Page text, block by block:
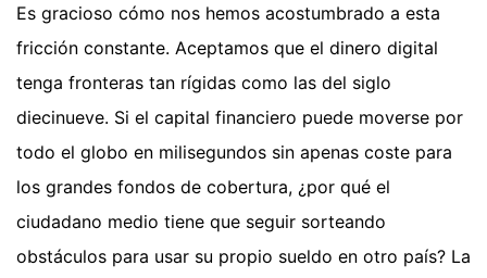
Es gracioso cómo nos hemos acostumbrado a esta
fricción constante. Aceptamos que el dinero digital
tenga fronteras tan rígidas como las del siglo
diecinueve. Si el capital financiero puede moverse por
todo el globo en milisegundos sin apenas coste para
los grandes fondos de cobertura, ¿por qué el
ciudadano medio tiene que seguir sorteando
obstáculos para usar su propio sueldo en otro país? La